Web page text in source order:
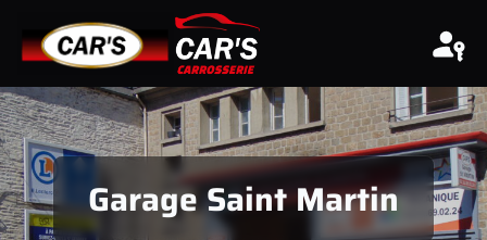
Garage Saint Martin